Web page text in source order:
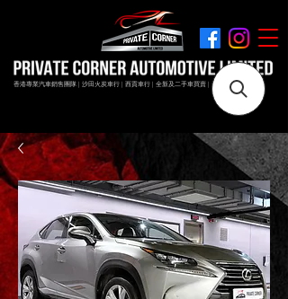
香港專業汽車銷售團隊 | 沙田火炭車行 | 西貢車行 | 全新及二手車買賣 | 最短時間極速成交